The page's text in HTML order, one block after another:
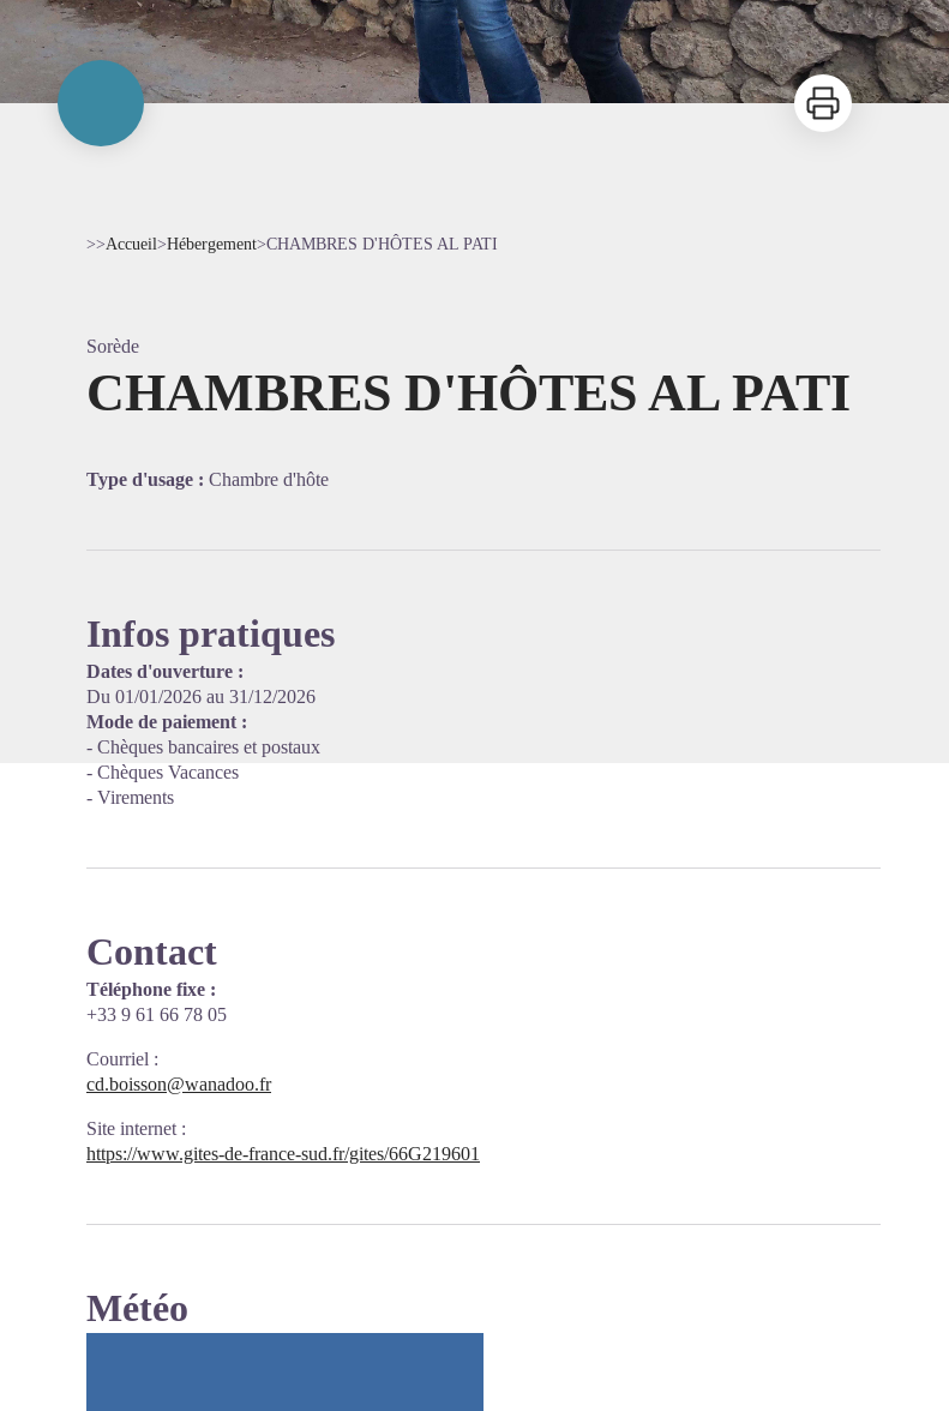
Imprimer
>>Accueil>Hébergement>CHAMBRES D'HÔTES AL PATI
Sorède
CHAMBRES D'HÔTES AL PATI
Type d'usage : Chambre d'hôte
Infos pratiques
Dates d'ouverture :
Du 01/01/2026 au 31/12/2026
Mode de paiement :
- Chèques bancaires et postaux
- Chèques Vacances
- Virements
Contact
Téléphone fixe :
+33 9 61 66 78 05
Courriel :
cd.boisson@wanadoo.fr
Site internet :
https://www.gites-de-france-sud.fr/gites/66G219601
Météo